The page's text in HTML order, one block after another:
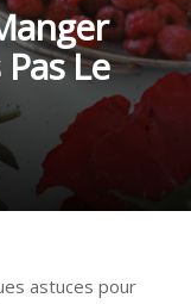
Le
astuces pour